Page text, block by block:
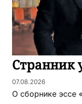
Странник
07.08.2026
О сборнике эссе